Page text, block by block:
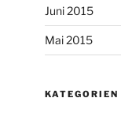
Juni 2015
Mai 2015
KATEGORIEN